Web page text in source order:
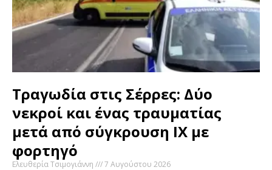
Τραγωδία στις Σέρρες: Δύο
νεκροί και ένας τραυματίας
μετά από σύγκρουση ΙΧ με
φορτηγό
Ελευθερία Τσιμογιάννη 7 Αυγούστου 2026